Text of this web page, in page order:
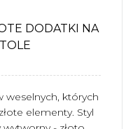
DODATKI NA
weselnych, których
elementy. Styl